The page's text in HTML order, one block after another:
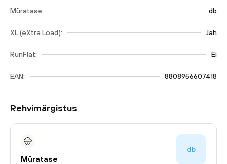
Müratase: db
XL (eXtra Load): Jah
RunFlat: Ei
EAN: 8808956607418
Rehvimärgistus
Müratase
db